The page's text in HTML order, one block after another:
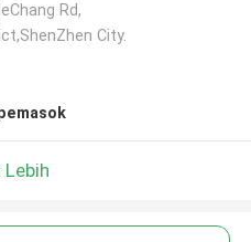
Rd,
City.
Lebih